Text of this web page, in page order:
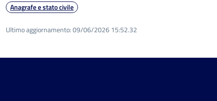
Anagrafe e stato civile
Ultimo aggiornamento:09/06/2026 15:52.32